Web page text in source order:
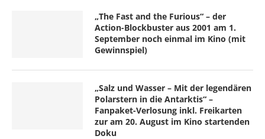
„The Fast and the Furious“ – der
Action-Blockbuster aus 2001 am 1.
September noch einmal im Kino (mit
Gewinnspiel)
„Salz und Wasser – Mit der legendären
Polarstern in die Antarktis“ –
Fanpaket-Verlosung inkl. Freikarten
zur am 20. August im Kino startenden
Doku